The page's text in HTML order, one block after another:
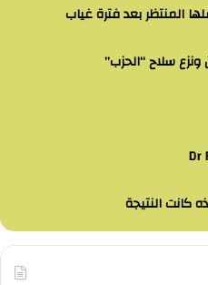
المنتظر بعد فترة غياب
سلاح “الحزب”
كانت النتيجة